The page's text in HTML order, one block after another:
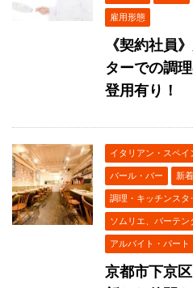
雇用形態
《契約社員
ターでの調
登用有り！
イタリアン・スペイ
バール・バー 新
調理・キッチンスタ
ソムリエ、バーテン
アルバイト・パート
京都市下京